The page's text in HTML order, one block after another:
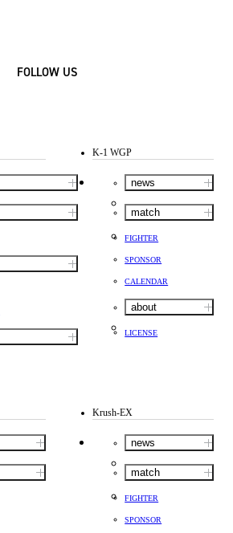
FOLLOW US
K-1 WGP
news
match
FIGHTER
SPONSOR
CALENDAR
about
LICENSE
Krush-EX
news
match
FIGHTER
SPONSOR